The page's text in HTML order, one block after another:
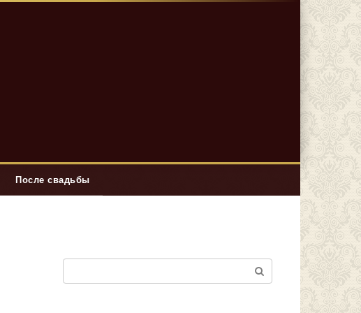
После свадьбы